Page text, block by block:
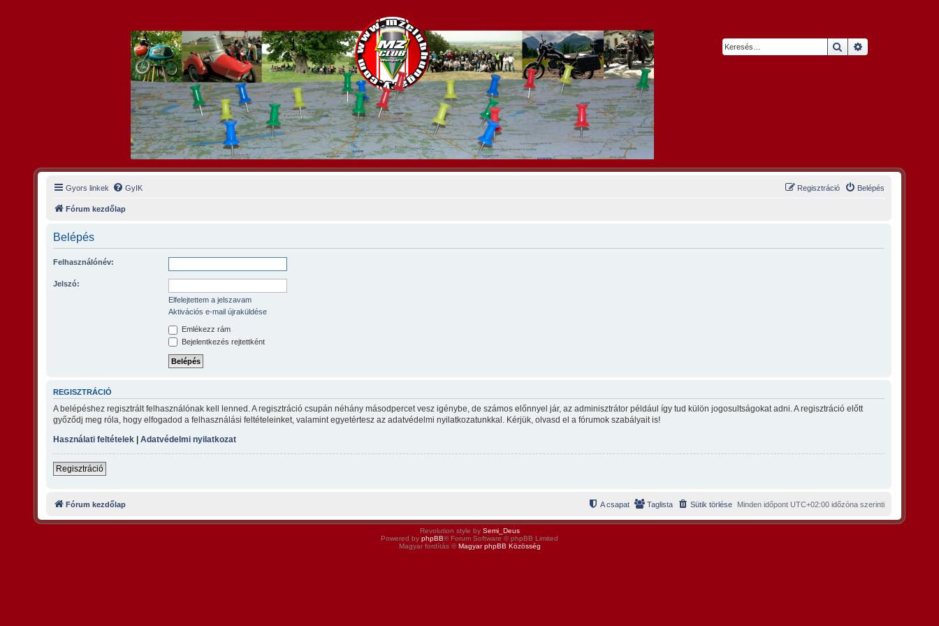
Keresés
Gyors linkek GyIK Belépés
Regisztráció
Fórum kezdőlap
Belépés
Felhasználónév:
Jelszó:
Elfelejtettem a jelszavam
Aktivációs e-mail újraküldése
Emlékezz rám
Bejelentkezés rejtettként
REGISZTRÁCIÓ
A belépéshez regisztrált felhasználónak kell lenned. A regisztráció csupán néhány másodpercet vesz igénybe, de számos előnnyel jár, az adminisztrátor például így tud külön jogosultságokat adni. A regisztráció előtt
győződj meg róla, hogy elfogadod a felhasználási feltételeinket, valamint egyetértesz az adatvédelmi nyilatkozatunkkal. Kérjük, olvasd el a fórumok szabályait is!
Használati feltételek |Adatvédelmi nyilatkozat
Regisztráció
Fórum kezdőlap Minden időpont UTC+02:00időzóna szerinti
Sütik törlése
Taglista
A csapat
Revolution style by Semi_Deus
Powered by phpBB® Forum Software © phpBB Limited
Magyar fordítás ©Magyar phpBB Közösség